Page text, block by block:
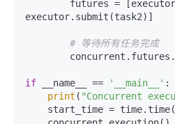
executor.submit(task2)]
# 等待所有任务完成
if __name__ == '__main__' :
print ( "Concurrent